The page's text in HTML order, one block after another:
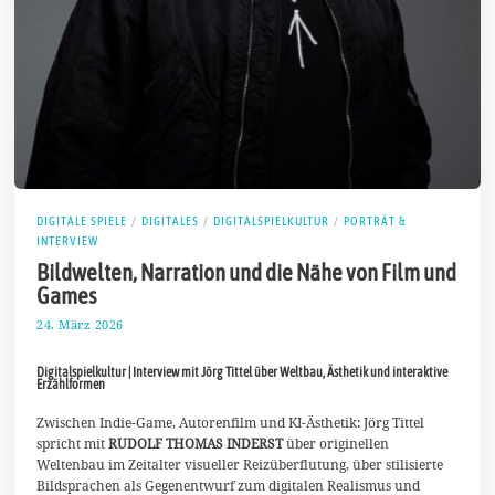
DIGITALE SPIELE / DIGITALES / DIGITALSPIELKULTUR / PORTRÄT &
INTERVIEW
Bildwelten, Narration und die Nähe von Film und
Games
24. März 2026
A
i
l
2
0
2
Digitalspielkultur | Interview mit Jörg Tittel über Weltbau, Ästhetik und interaktive
Erzählformen
Zwischen Indie-Game, Autorenfilm und KI-Ästhetik: Jörg Tittel
spricht mitRUDOLF THOMAS INDERSTüber originellen
Weltenbau im Zeitalter visueller Reizüberflutung, über stilisierte
Bildsprachen als Gegenentwurf zum digitalen Realismus und